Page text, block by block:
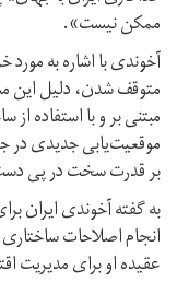
ممکن نیست».
آخوندی با اشاره به
متوقف شدن، دلیل این
مبتنی بر و با استفاده
موقعیت‌یابی جدیدی در
بر قدرت سخت در پی
به گفته آخوندی ایران
انجام اصلاحات
عقیده او برای مدیریت